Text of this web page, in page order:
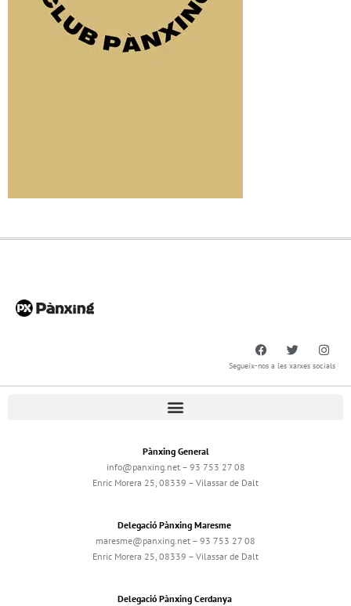
Segueix-nos a les xarxes socials
Pànxing General
info@panxing.net – 93 753 27 08
Enric Morera 25, 08339 – Vilassar de Dalt
Delegació Pànxing Maresme
maresme@panxing.net – 93 753 27 08
Enric Morera 25, 08339 – Vilassar de Dalt
Delegació Pànxing Cerdanya